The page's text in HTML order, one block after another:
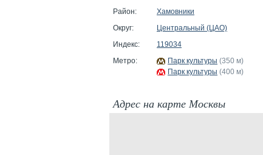
Район:
Хамовники
Округ:
Центральный (ЦАО)
Индекс:
119034
Метро:
Парк культуры (350 м)
Парк культуры (400 м)
Адрес на карте Москвы